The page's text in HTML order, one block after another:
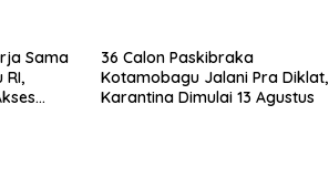
Sama
RI,
36 Calon Paskibraka
Kotamobagu Jalani Pra Diklat,
Karantina Dimulai 13 Agustus